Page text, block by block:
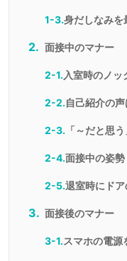
1-3.身だしなみを
面接中のマナー
2-1.入室時のノ
2-2.自己紹介の
2-3. 「～だと思
2-4.面接中の姿勢
2-5.退室時にド
面接後のマナー
3-1.スマホの電源